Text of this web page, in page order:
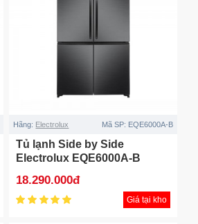
Hãng: Electrolux Mã SP: EQE6000A-B
Tủ lạnh Side by Side
Electrolux EQE6000A-B
18.290.000đ
Giá tại kho